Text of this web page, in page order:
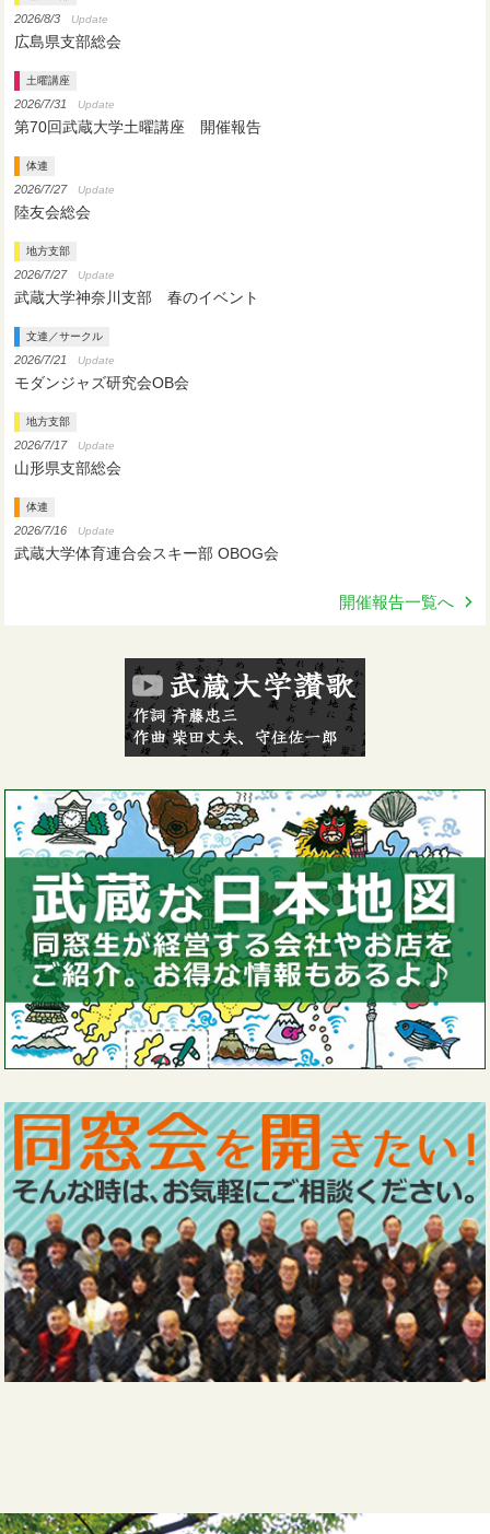
2026/8/3 Update
広島県支部総会
土曜講座
2026/7/31 Update
第70回武蔵大学土曜講座 開催報告
体連
2026/7/27 Update
陸友会総会
地方支部
2026/7/27 Update
武蔵大学神奈川支部 春のイベント
文連／サークル
2026/7/21 Update
モダンジャズ研究会OB会
地方支部
2026/7/17 Update
山形県支部総会
体連
2026/7/16 Update
武蔵大学体育連合会スキー部 OBOG会
開催報告一覧へ